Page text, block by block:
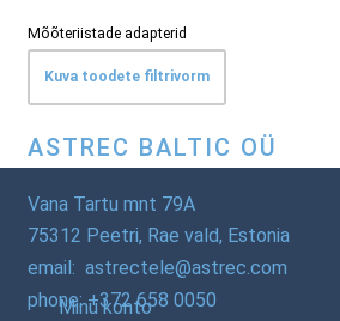
Mõõteriistade adapterid
Kuva toodete filtrivorm
ASTREC BALTIC OÜ
Vana Tartu mnt 79A
75312 Peetri, Rae vald, Estonia
email: astrectele@astrec.com
phone: +372 658 0050
Minu konto